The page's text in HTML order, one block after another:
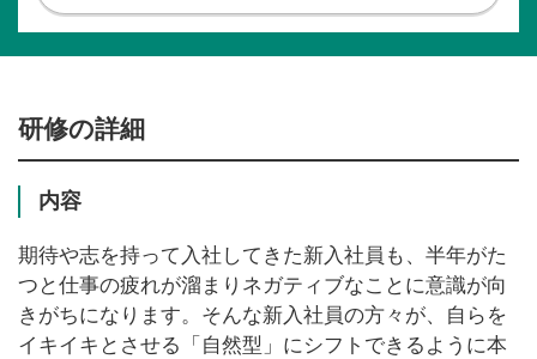
研修の詳細
内容
期待や志を持って入社してきた新入社員も、半年がた
つと仕事の疲れが溜まりネガティブなことに意識が向
きがちになります。そんな新入社員の方々が、自らを
イキイキとさせる「自然型」にシフトできるように本